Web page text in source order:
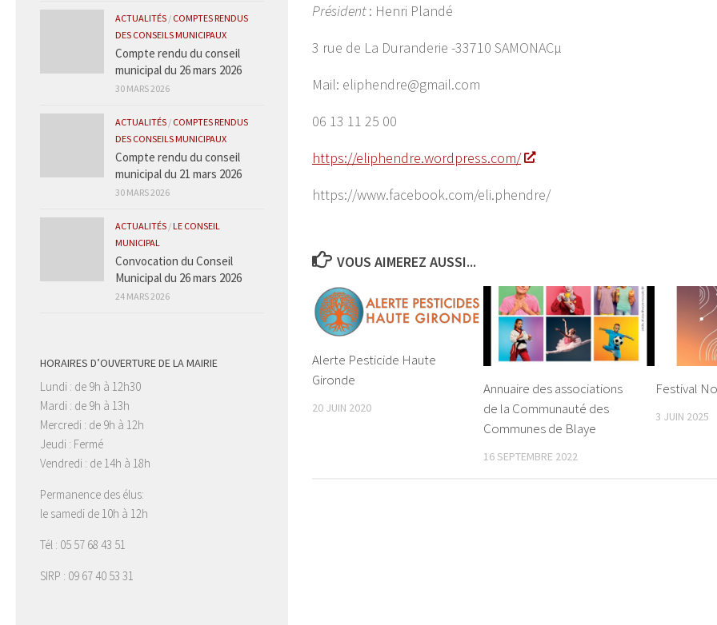
Président: Henri Plandé
3 rue de La Duranderie -33710 SAMONACµ
Mail: eliphendre@gmail.com
06 13 11 25 00
https://eliphendre.wordpress.com/
https://www.facebook.com/eli.phendre/
VOUS AIMEREZ AUSSI...
Alerte Pesticide Haute
Gironde
20 JUIN 2020
Annuaire des associations
de la Communauté des
Communes de Blaye
16 SEPTEMBRE 2022
Festival
3 JUIN 2025
ACTUALITÉS / COMPTES RENDUS
DES CONSEILS MUNICIPAUX
Compte rendu du conseil
municipal du 26 mars 2026
30 MARS 2026
ACTUALITÉS / COMPTES RENDUS
DES CONSEILS MUNICIPAUX
Compte rendu du conseil
municipal du 21 mars 2026
30 MARS 2026
ACTUALITÉS /LE CONSEIL
MUNICIPAL
Convocation du Conseil
Municipal du 26 mars 2026
24 MARS 2026
HORAIRES D’OUVERTURE DE LA MAIRIE
Lundi : de 9h à 12h30
Mardi : de 9h à 13h
Mercredi : de 9h à 12h
Jeudi : Fermé
Vendredi : de 14h à 18h
Permanence des élus:
le samedi de 10h à 12h
Tél : 05 57 68 43 51
SIRP : 09 67 40 53 31